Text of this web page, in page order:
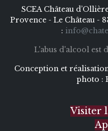
SCEA Château
Provence - Le Château -
:
L'abus d'alcool est
Conception et
photo :
Visiter